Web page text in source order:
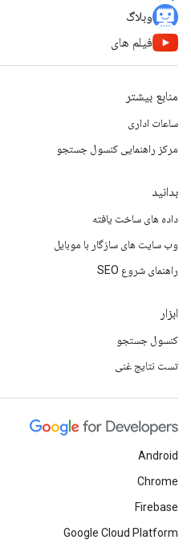
وبلاگ
فیلم های
منابع بیشتر
ساعات اداری
مرکز راهنمایی کنسول جستجو
بدانید
داده های ساخت یافته
وب سایت های سازگار با موبایل
راهنمای شروع SEO
ابزار
کنسول جستجو
تست نتایج غنی
Android
Chrome
Firebase
Google Cloud Platform